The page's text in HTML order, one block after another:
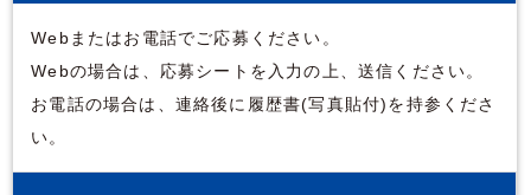
Webまたはお電話でご応募ください。
Webの場合は、応募シートを入力の上、送信ください。
お電話の場合は、連絡後に履歴書(写真貼付)を持参くださ
い。